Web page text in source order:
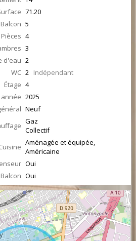
71.20
Balcon 5
Pièces 4
3
d'eau 2
WC 2 Indépendant
Étage 4
année 2025
Neuf
Gaz
Collectif
Aménagée et équipée,
Américaine
Oui
Balcon Oui